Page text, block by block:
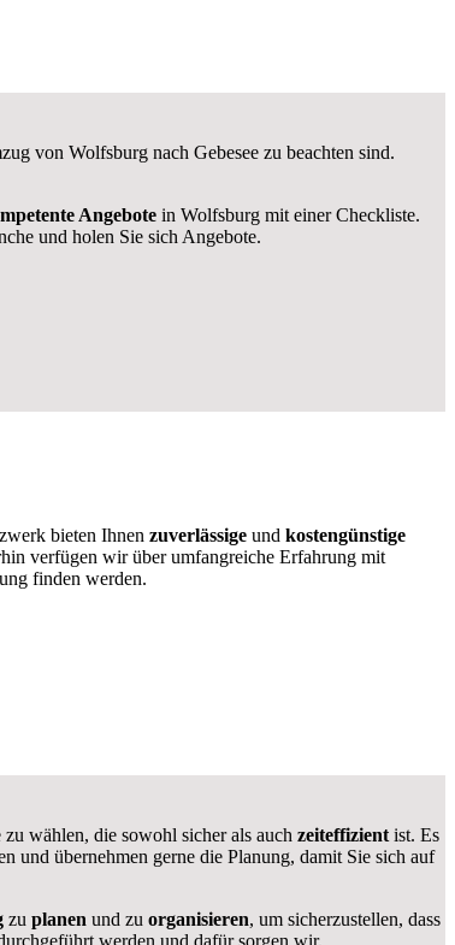
von Wolfsburg nach Gebesee zu beachten sind.
Angebote in Wolfsburg mit einer Checkliste.
und holen Sie sich Angebote.
bieten Ihnen zuverlässige und kostengünstige
verfügen wir über umfangreiche Erfahrung mit
finden werden.
wählen, die sowohl sicher als auch zeiteffizientist. Es
und übernehmen gerne die Planung, damit Sie sich auf
zu planen und zu organisieren, um sicherzustellen, dass
werden und dafür sorgen wir.